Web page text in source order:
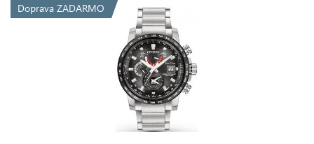
Doprava ZADARMO